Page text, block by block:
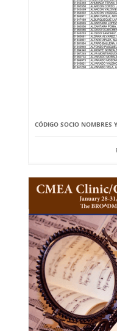
CÓDIGO SOCIO